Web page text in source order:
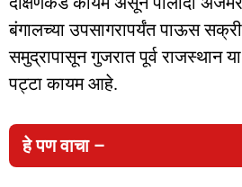
बंगालच्या उपसागरापर्यंत पाऊस
समुद्रापासून गुजरात पूर्व राजस्थान
पट्टा कायम आहे.
हे पण वाचा –